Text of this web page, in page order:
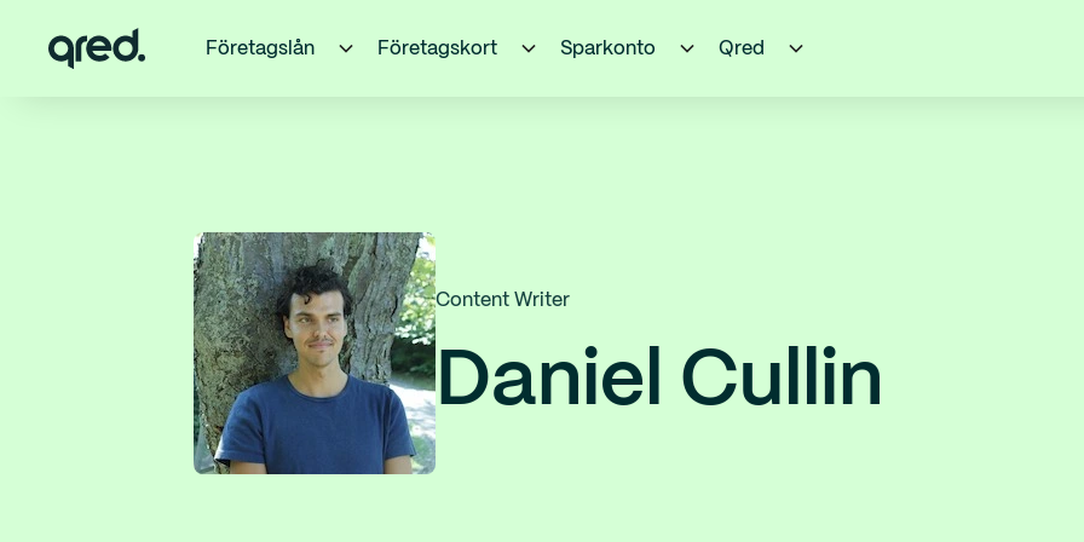
Företagslån Företagskort Sparkonto Qred
Content Writer
Daniel Cullin